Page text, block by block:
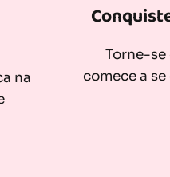
na
Torne-se
comece a